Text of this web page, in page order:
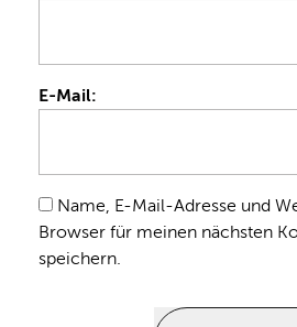
E-Mail:
Name, E-Mail-Adresse und
Browser für meinen nächsten
speichern.